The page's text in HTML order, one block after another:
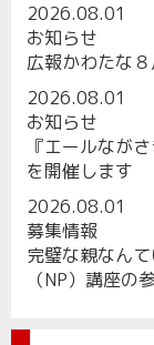
2026.08.01
お知らせ
広報かわたな
2026.08.01
お知らせ
『エールなが
を開催します
2026.08.01
募集情報
完璧な親なん
（NP）講座の